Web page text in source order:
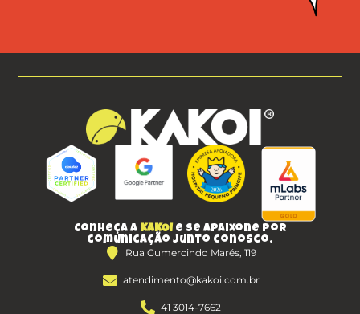
Conheça a KAKOI e se apaixone por
comunicação junto conosco.
Rua Gumercindo Marés, 119
atendimento@kakoi.com.br
41 3014-7662